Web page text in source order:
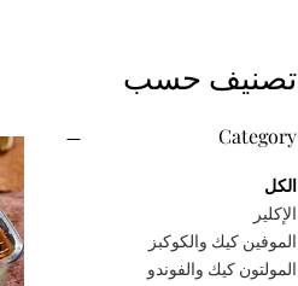
تصنيف حسب
Category
الكل
الإكلير
الموفين كيك والكوكبز
المولتون كيك والفوندو